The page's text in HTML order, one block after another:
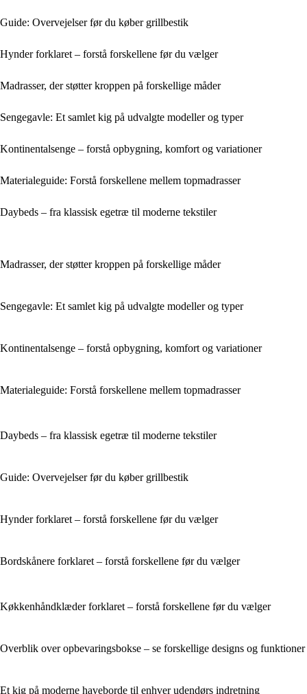
Guide: Overvejelser før du køber grillbestik
Hynder forklaret – forstå forskellene før du vælger
Madrasser, der støtter kroppen på forskellige måder
Sengegavle: Et samlet kig på udvalgte modeller og typer
Kontinentalsenge – forstå opbygning, komfort og variationer
Materialeguide: Forstå forskellene mellem topmadrasser
Daybeds – fra klassisk egetræ til moderne tekstiler
Madrasser, der støtter kroppen på forskellige måder
Sengegavle: Et samlet kig på udvalgte modeller og typer
Kontinentalsenge – forstå opbygning, komfort og variationer
Materialeguide: Forstå forskellene mellem topmadrasser
Daybeds – fra klassisk egetræ til moderne tekstiler
Guide: Overvejelser før du køber grillbestik
Hynder forklaret – forstå forskellene før du vælger
Bordskånere forklaret – forstå forskellene før du vælger
Køkkenhåndklæder forklaret – forstå forskellene før du vælger
Overblik over opbevaringsbokse – se forskellige designs og funktioner
Et kig på moderne haveborde til enhver udendørs indretning